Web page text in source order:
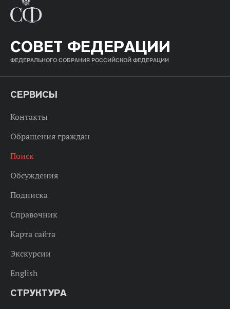
СОВЕТ ФЕДЕРАЦИИ
ФЕДЕРАЛЬНОГО СОБРАНИЯ РОССИЙСКОЙ ФЕДЕРАЦИИ
СЕРВИСЫ
Контакты
Обращения граждан
Поиск
Обсуждения
Подписка
Справочник
Карта сайта
Экскурсии
English
СТРУКТУРА